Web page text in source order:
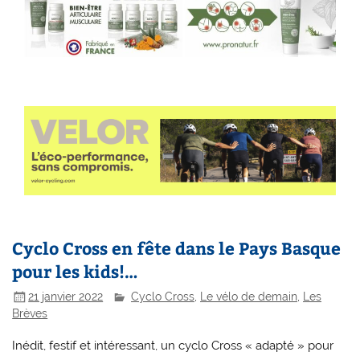
Cyclo Cross en fête dans le Pays Basque
pour les kids!…
21 janvier 2022 Cyclo Cross Le vélo de demain
Les
Brèves
Inédit, festif et intéressant, un cyclo Cross « adapté » pour